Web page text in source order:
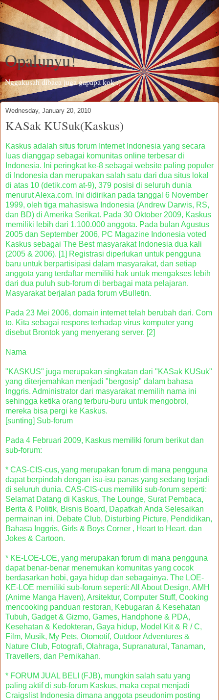
Opalunyu!
Nggakusah dibaca juga gapapa kok :)
Wednesday, January 20, 2010
KASak KUSuk(Kaskus)
Kaskus adalah situs forum Internet Indonesia yang secara
luas dianggap sebagai komunitas online terbesar di
Indonesia. Ini peringkat ke-8 sebagai website paling populer
di Indonesia dan merupakan salah satu dari dua situs lokal
di atas 10 (detik.com at-9), 379 posisi di seluruh dunia
menurut Alexa.com. Ini didirikan pada tanggal 6 November
1999, oleh tiga mahasiswa Indonesia (Andrew Darwis, RS,
dan BD) di Amerika Serikat. Pada 30 Oktober 2009, Kaskus
memiliki lebih dari 1.100.000 anggota. Pada bulan Agustus
2005 dan September 2006, PC Magazine Indonesia voted
Kaskus sebagai The Best masyarakat Indonesia dua kali
(2005 & 2006). [1] Registrasi diperlukan untuk pengguna
baru untuk berpartisipasi dalam masyarakat, dan setiap
anggota yang terdaftar memiliki hak untuk mengakses lebih
dari dua puluh sub-forum di berbagai mata pelajaran.
Masyarakat berjalan pada forum vBulletin.
Pada 23 Mei 2006, domain internet telah berubah dari. Com
to. Kita sebagai respons terhadap virus komputer yang
disebut Brontok yang menyerang server. [2]
Nama
"KASKUS" juga merupakan singkatan dari "KASak KUSuk"
yang diterjemahkan menjadi "bergosip" dalam bahasa
Inggris. Administrator dari masyarakat memilih nama ini
sehingga ketika orang terburu-buru untuk mengobrol,
mereka bisa pergi ke Kaskus.
[sunting] Sub-forum
Pada 4 Februari 2009, Kaskus memiliki forum berikut dan
sub-forum:
* CAS-CIS-cus, yang merupakan forum di mana pengguna
dapat berpindah dengan isu-isu panas yang sedang terjadi
di seluruh dunia. CAS-CIS-cus memiliki sub-forum seperti:
Selamat Datang di Kaskus, The Lounge, Surat Pembaca,
Berita & Politik, Bisnis Board, Dapatkah Anda Selesaikan
permainan ini, Debate Club, Disturbing Picture, Pendidikan,
Bahasa Inggris, Girls & Boys Corner , Heart to Heart, dan
Jokes & Cartoon.
* KE-LOE-LOE, yang merupakan forum di mana pengguna
dapat benar-benar menemukan komunitas yang cocok
berdasarkan hobi, gaya hidup dan sebagainya. The LOE-
KE-LOE memiliki sub-forum seperti: All About Design, AMH
(Anime Manga Haven), Arsitektur, Computer Stuff, Cooking
mencooking panduan restoran, Kebugaran & Kesehatan
Tubuh, Gadget & Gizmo, Games, Handphone & PDA,
Kesehatan & Kedokteran, Gaya hidup, Model Kit & R / C,
Film, Musik, My Pets, Otomotif, Outdoor Adventures &
Nature Club, Fotografi, Olahraga, Supranatural, Tanaman,
Travellers, dan Pernikahan.
* FORUM JUAL BELI (FJB), mungkin salah satu yang
paling aktif di sub-forum Kaskus, maka cepat menjadi
Craigslist Indonesia dimana anggota pseudonim posting